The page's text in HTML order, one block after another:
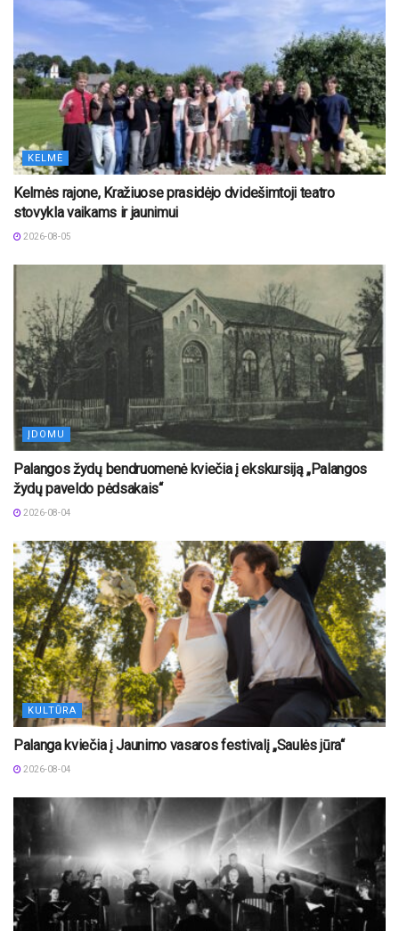
KELMĖ
Kelmės rajone, Kražiuose prasidėjo dvidešimtoji teatro
stovykla vaikams ir jaunimui
2026-08-05
ĮDOMU
Palangos žydų bendruomenė kviečia į ekskursiją „Palangos
žydų paveldo pėdsakais“
2026-08-04
KULTŪRA
Palanga kviečia į Jaunimo vasaros festivalį „Saulės jūra“
2026-08-04